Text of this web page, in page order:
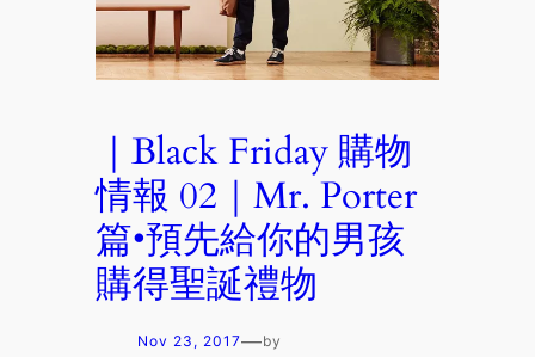
｜Black Friday 購物
情報 02｜Mr. Porter
篇•預先給你的男孩
購得聖誕禮物
Nov 23, 2017—by